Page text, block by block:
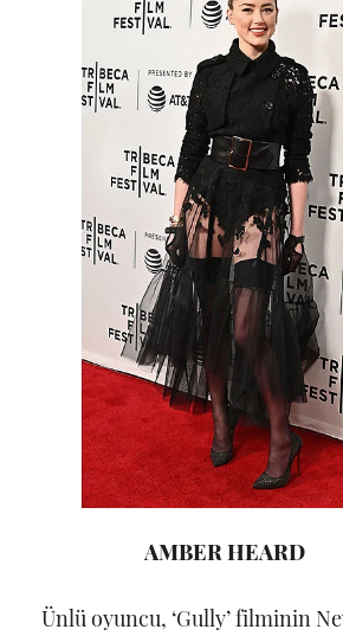
AMBER HEARD
Ünlü oyuncu, ‘Gully’ filminin